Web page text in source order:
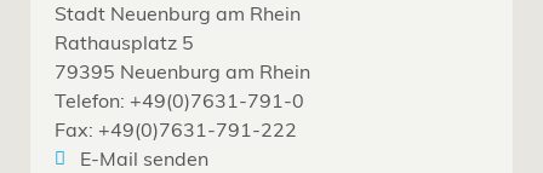
Stadt Neuenburg am Rhein
Rathausplatz 5
79395 Neuenburg am Rhein
Telefon: +49(0)7631-791-0
Fax: +49(0)7631-791-222
E-Mail senden